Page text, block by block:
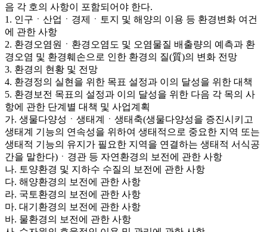
음 각 호의 사항이 포함되어야 한다.
1. 인구ㆍ산업ㆍ경제ㆍ토지 및 해양의 이용 등 환경변화 여건
에 관한 사항
2. 환경오염원ㆍ환경오염도 및 오염물질 배출량의 예측과 환
경오염 및 환경훼손으로 인한 환경의 질(質)의 변화 전망
3. 환경의 현황 및 전망
4. 환경정의 실현을 위한 목표 설정과 이의 달성을 위한 대책
5. 환경보전 목표의 설정과 이의 달성을 위한 다음 각 목의 사
항에 관한 단계별 대책 및 사업계획
가. 생물다양성ㆍ생태계ㆍ생태축(생물다양성을 증진시키고
생태계 기능의 연속성을 위하여 생태적으로 중요한 지역 또는
생태적 기능의 유지가 필요한 지역을 연결하는 생태적 서식공
간을 말한다)ㆍ경관 등 자연환경의 보전에 관한 사항
나. 토양환경 및 지하수 수질의 보전에 관한 사항
다. 해양환경의 보전에 관한 사항
라. 국토환경의 보전에 관한 사항
마. 대기환경의 보전에 관한 사항
바. 물환경의 보전에 관한 사항